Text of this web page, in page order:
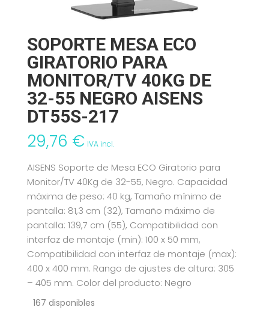
SOPORTE MESA ECO
GIRATORIO PARA
MONITOR/TV 40KG DE
32-55 NEGRO AISENS
DT55S-217
29,76 € IVA incl.
AISENS Soporte de Mesa ECO Giratorio para
Monitor/TV 40Kg de 32-55, Negro. Capacidad
máxima de peso: 40 kg, Tamaño mínimo de
pantalla: 81,3 cm (32), Tamaño máximo de
pantalla: 139,7 cm (55), Compatibilidad con
interfaz de montaje (min): 100 x 50 mm,
Compatibilidad con interfaz de montaje (max):
400 x 400 mm. Rango de ajustes de altura: 305
– 405 mm. Color del producto: Negro
167 disponibles